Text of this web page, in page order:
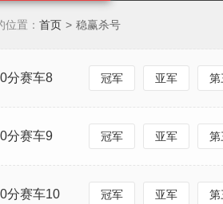
位置： 首页 > 稳赢杀号
分赛车8 冠军 亚军 第
分赛车9 冠军 亚军 第
分赛车10 冠军 亚军 第